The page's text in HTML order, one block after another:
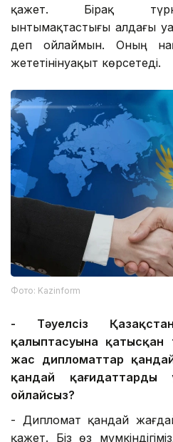
қажет. Бірақ түркі
ынтымақтастығы алдағы
деп ойлаймын. Оның
жететінінуақыт көрсетеді.
Фото: Kazinform
- Тәуелсіз
қалыптасуына қатысқан
жас дипломаттар
қандай
ойлайсыз?
- Дипломат қандай
қажет. Біз өз